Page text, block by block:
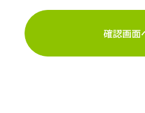
・お問い合わせへのご対応
・お問い合わせ履歴の管理
・サービス向上のための検討